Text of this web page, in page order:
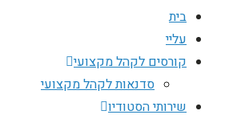
בית
עליי
קורסים לקהל מקצועי
סדנאות לקהל מקצועי
שירותי הסטודיו